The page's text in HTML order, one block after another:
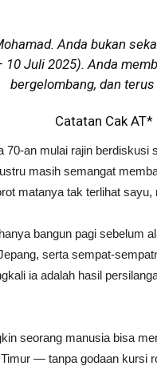
Anda bukan
Juli 2025). Anda
bergelombang, dan terus
Catatan Cak AT*
70-an mulai rajin berdiskusi
masih semangat
matanya tak terlihat
bangun pagi sebelum
serta sempat-
ia adalah hasil
seorang manusia bisa
— tanpa godaan kursi